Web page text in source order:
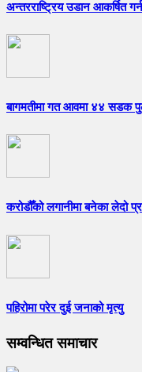
अन्तरराष्ट्रिय उडान आकर्षित
बागमतीमा गत आवमा ४४ सडक
करोडौँको लगानीमा बनेका लेदो
पहिरोमा परेर दुई जनाको मृत्यु
सम्वन्धित समाचार